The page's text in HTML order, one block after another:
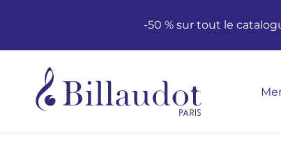
-50 % sur tout le